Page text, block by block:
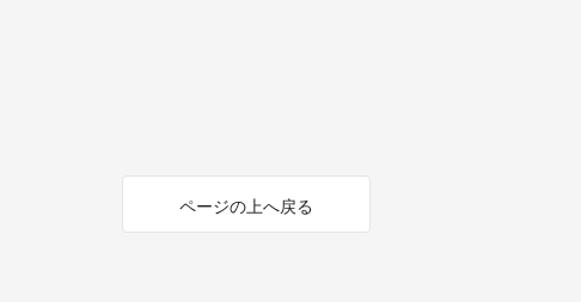
ページの上へ戻る